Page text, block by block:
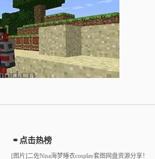
点击热榜
[图片]二佐Nisa海梦睡衣cosplay套图网盘资源分享！